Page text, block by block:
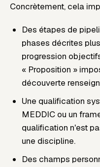
Concrètement, cela
Des étapes de
phases décrites
progression
« Proposition »
découverte
Une qualification
MEDDIC ou un
qualification n'est
une discipline.
Des champs